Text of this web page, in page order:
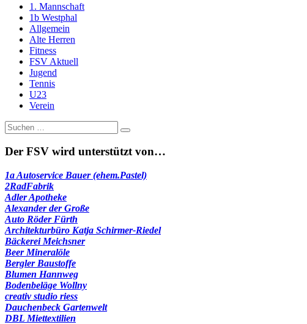
1. Mannschaft
1b Westphal
Allgemein
Alte Herren
Fitness
FSV Aktuell
Jugend
Tennis
U23
Verein
Suche
nach:
Der FSV wird unterstützt von…
1a Autoservice Bauer (ehem.Pastel)
2RadFabrik
Adler Apotheke
Alexander der Große
Auto Röder Fürth
Architekturbüro Katja Schirmer-Riedel
Bäckerei Meichsner
Beer Mineralöle
Bergler Baustoffe
Blumen Hannweg
Bodenbeläge Wollny
creativ studio riess
Dauchenbeck Gartenwelt
DBL Miettextilien